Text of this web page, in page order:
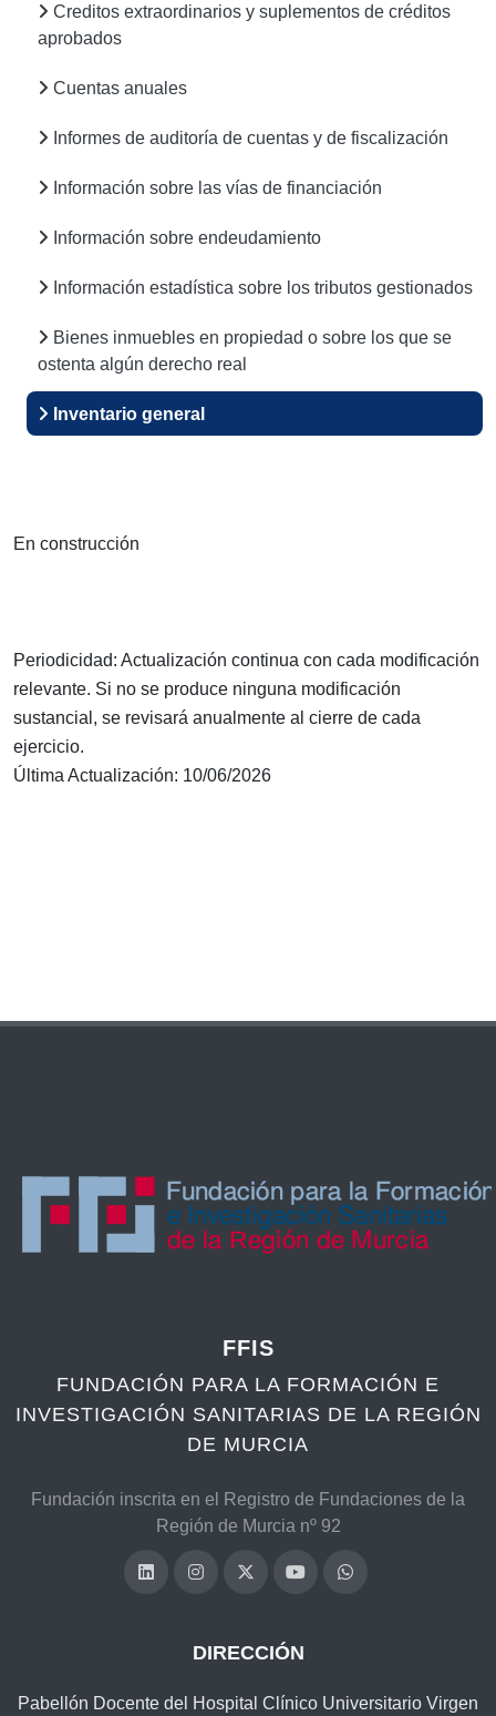
En construcción
Periodicidad: Actualización continua con cada modificación
relevante. Si no se produce ninguna modificación
sustancial, se revisará anualmente al cierre de cada
ejercicio.
Última Actualización: 10/06/2026
Creditos extraordinarios y suplementos de créditos
aprobados
Cuentas anuales
Informes de auditoría de cuentas y de fiscalización
Información sobre las vías de financiación
Información sobre endeudamiento
Información estadística sobre los tributos gestionados
Bienes inmuebles en propiedad o sobre los que se
ostenta algún derecho real
Inventario general
FFIS
FUNDACIÓN PARA LA FORMACIÓN E
INVESTIGACIÓN SANITARIAS DE LA REGIÓN
DE MURCIA
Fundación inscrita en el Registro de Fundaciones de la
Región de Murcia nº 92
DIRECCIÓN
Pabellón Docente del Hospital Clínico Universitario Virgen